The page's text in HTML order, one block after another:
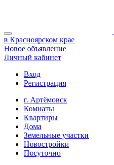
в Красноярском крае
Новое объявление
Личный кабинет
Вход
Регистрация
г. Артёмовск
Комнаты
Квартиры
Дома
Земельные участки
Новостройки
Посуточно